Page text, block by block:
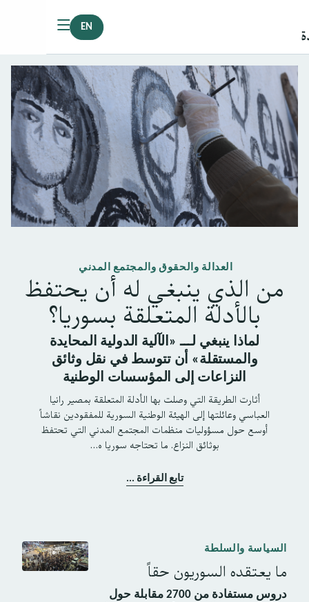
EN
العدالة والحقوق والمجتمع المدني
من الذي ينبغي له أن يحتفظ
بالأدلة المتعلقة بسوريا؟
لماذا ينبغي لـــ «الآلية الدولية المحايدة
والمستقلة» أن تتوسط في نقل وثائق
النزاعات إلى المؤسسات الوطنية
أثارت الطريقة التي وصلت بها الأدلة المتعلقة بمصير رانيا
العباسي وعائلتها إلى الهيئة الوطنية السورية للمفقودين نقاشاً
أوسع حول مسؤوليات منظمات المجتمع المدني التي تحتفظ
بوثائق النزاع. ما تحتاجه سوريا ه…
تابع القراءة ...
السياسة والسلطة
ما يعتقده السوريون حقاً
دروس مستفادة من 2700 مقابلة حول